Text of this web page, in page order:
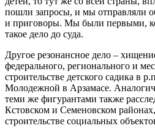
пошли запросы, и мы отправляли
и приговоры. Мы были первыми,
такое дело до суда.
Другое резонансное дело –
федерального, регионального и
строительстве детского садика в
Молодежной в Арзамасе.
теми же фигурантами также
Кстовском и Семеновском
строительстве социальных